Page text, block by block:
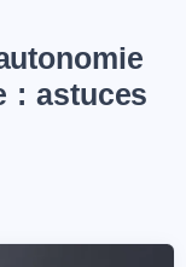
: astuces